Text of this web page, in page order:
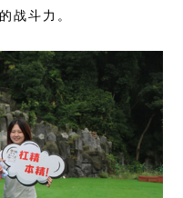
战斗力。